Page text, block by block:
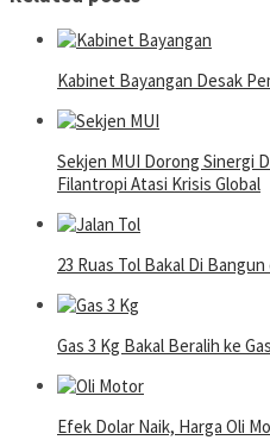
Kabinet Bayangan Desak
Sekjen MUI Dorong Sinergi
Filantropi Atasi Krisis Global
23 Ruas Tol Bakal Di
Gas 3 Kg Bakal Beralih ke
Efek Dolar Naik, Harga Oli